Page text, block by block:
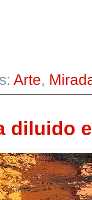
Arte,
diluido